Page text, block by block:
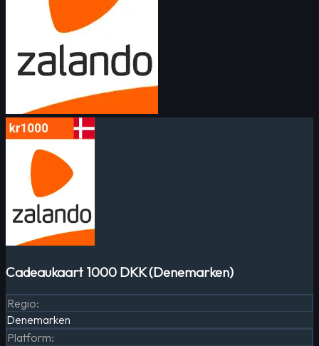
Cadeaukaart 1000 DKK (Denemarken)
Regio:
Denemarken
Platform: